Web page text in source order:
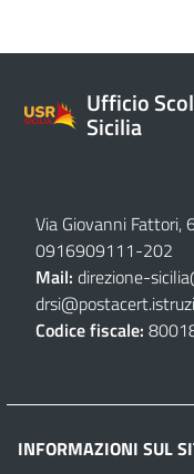
Ufficio
Sicilia
Via Giovanni Fattori,
0916909111-202
Mail: direzione-
Codice fiscale:
INFORMAZIONI SUL